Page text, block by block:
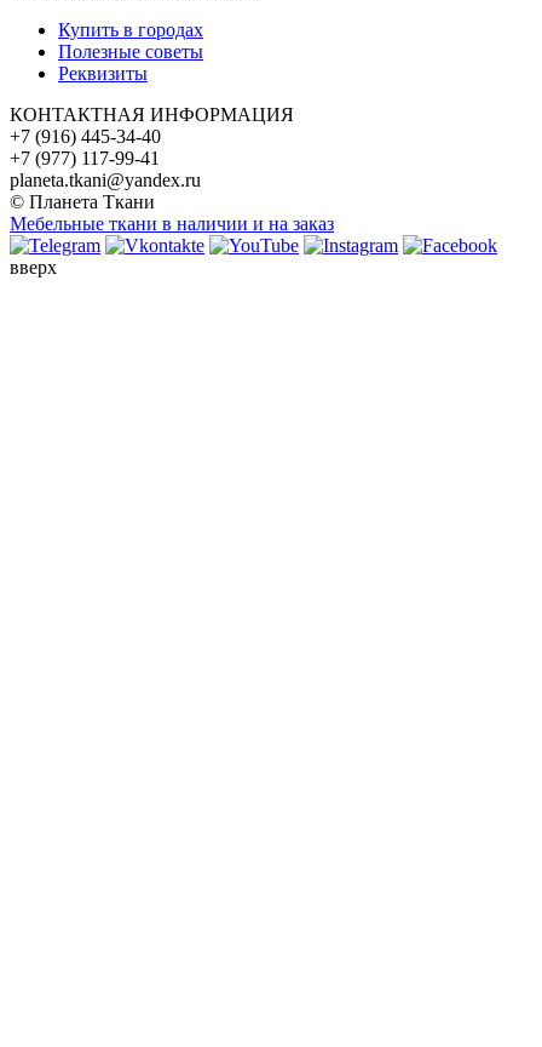
Купить в городах
Полезные советы
Реквизиты
КОНТАКТНАЯ ИНФОРМАЦИЯ
+7 (916) 445-34-40
+7 (977) 117-99-41
planeta.tkani@yandex.ru
© Планета Ткани
Мебельные ткани в наличии и на заказ
вверх